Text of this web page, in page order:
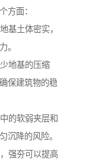
方面：
基土体密实，
。
地基的压缩
保建筑物的稳
的软弱夹层和
沉降的风险。
强夯可以提高